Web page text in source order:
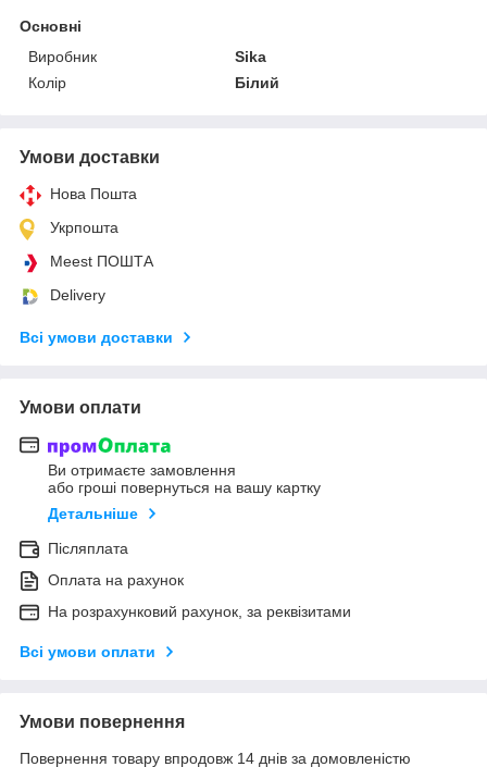
Основні
Виробник
Sika
Колір
Білий
Умови доставки
Нова Пошта
Укрпошта
Meest ПОШТА
Delivery
Всі умови доставки
Умови оплати
Ви отримаєте замовлення
або гроші повернуться на вашу картку
Детальніше
Післяплата
Оплата на рахунок
На розрахунковий рахунок, за реквізитами
Всі умови оплати
Умови повернення
Повернення товару впродовж 14 днів за домовленістю